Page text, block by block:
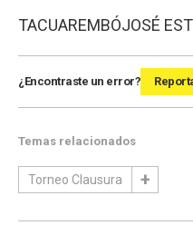
TACUAREMBÓJOSÉ
¿Encontraste un error?
Temas relacionados
Torneo Clausura